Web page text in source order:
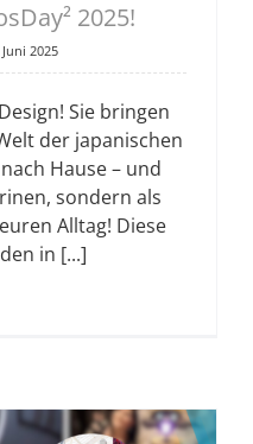
2025!
2025
Sie bringen
der japanischen
Hause – und
sondern als
Alltag! Diese
in [...]